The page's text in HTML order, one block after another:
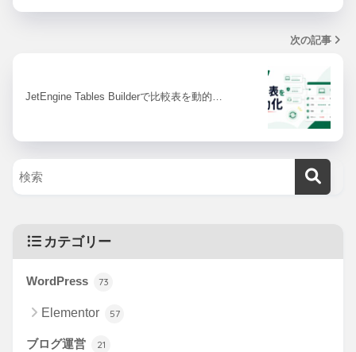
次の記事
JetEngine Tables Builderで比較表を動的…
カテゴリー
WordPress 73
Elementor 57
ブログ運営 21